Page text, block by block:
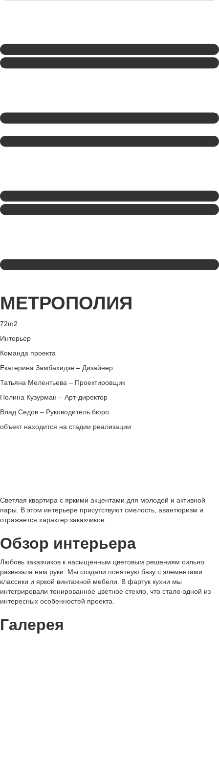
МЕТРОПОЛИЯ
72m2
Интерьер
Команда проекта
Екатерина Замбахидзе – Дизайнер
Татьяна Мелентьева – Проектировщик
Полина Кузурман – Арт-директор
Влад Седов – Руководитель бюро
объект находится на стадии реализации
Светлая квартира с яркими акцентами для молодой и активной
пары. В этом интерьере присутствуют смелость, авантюризм и
отражается характер заказчиков.
Обзор интерьера
Любовь заказчиков к насыщенным цветовым решениям сильно
развязала нам руки. Мы создали понятную базу с элементами
классики и яркой винтажной мебели. В фартук кухни мы
интегрировали тонированное цветное стекло, что стало одной из
интересных особенностей проекта.
Галерея